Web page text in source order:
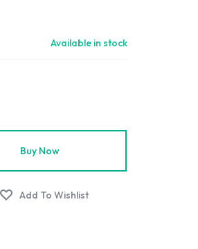
Available in stock
Buy Now